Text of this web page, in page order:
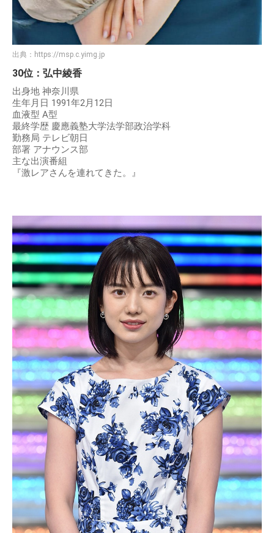
出典： https://msp.c.yimg.jp
30位：弘中綾香
出身地 神奈川県
生年月日 1991年2月12日
血液型 A型
最終学歴 慶應義塾大学法学部政治学科
勤務局 テレビ朝日
部署 アナウンス部
主な出演番組
『激レアさんを連れてきた。』